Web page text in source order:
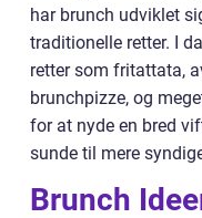
har brunch udviklet
traditionelle retter. I
retter som fritattata,
brunchpizze, og
for at nyde en bred
sunde til mere
Brunch